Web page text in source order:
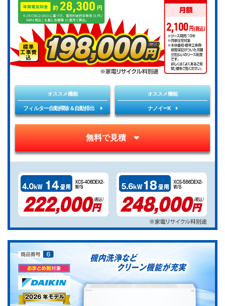
オススメ機能
フィルター自動掃除＆自動排出
オススメ機能
ナノイーX
無料で見積